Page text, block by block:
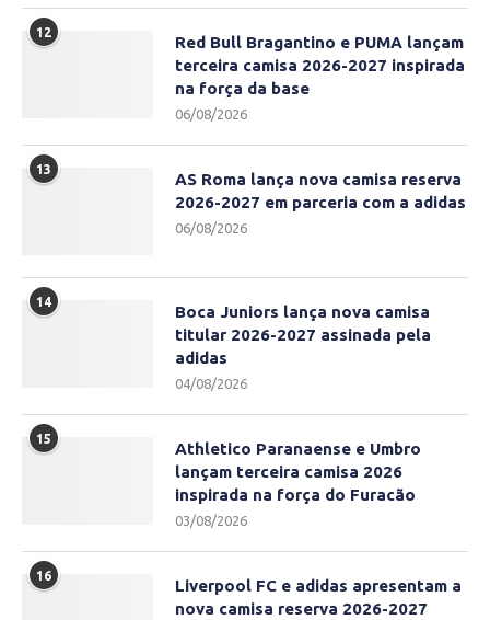
12
Red Bull Bragantino e PUMA lançam
terceira camisa 2026-2027 inspirada
na força da base
06/08/2026
13
AS Roma lança nova camisa reserva
2026-2027 em parceria com a adidas
06/08/2026
14
Boca Juniors lança nova camisa
titular 2026-2027 assinada pela
adidas
04/08/2026
15
Athletico Paranaense e Umbro
lançam terceira camisa 2026
inspirada na força do Furacão
03/08/2026
16
Liverpool FC e adidas apresentam a
nova camisa reserva 2026-2027